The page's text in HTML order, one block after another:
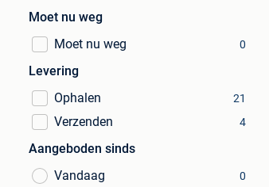
Moet nu weg
Moet nu weg
0
Levering
Ophalen
21
Verzenden 4
Aangeboden sinds
Vandaag
0